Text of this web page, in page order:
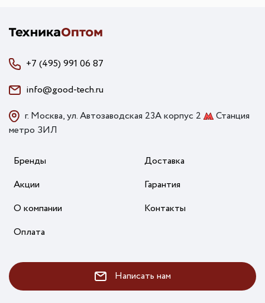
+7 (495) 991 06 87
info@good-tech.ru
г. Москва, ул. Автозаводская 23А корпус 2
Станция
метро ЗИЛ
Бренды
Акции
О компании
Оплата
Доставка
Гарантия
Контакты
Написать нам